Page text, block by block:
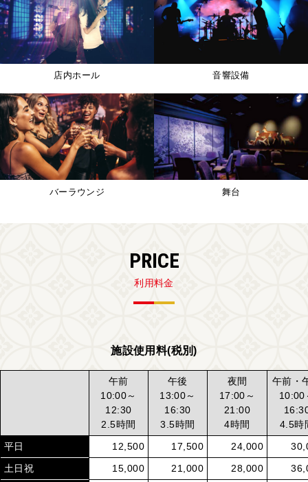
店内ホール 音響設備
バーラウンジ 舞台
PRICE
利用料金
施設使用料(税別)
午前
10:00～
12:30
2.5時間
午後
13:00～
16:30
3.5時間
夜間
17:00～
21:00
4時間
午前・
10:00
4.5時
平日
12,500 17,500 24,000
土日祝
15,000 21,000 28,000